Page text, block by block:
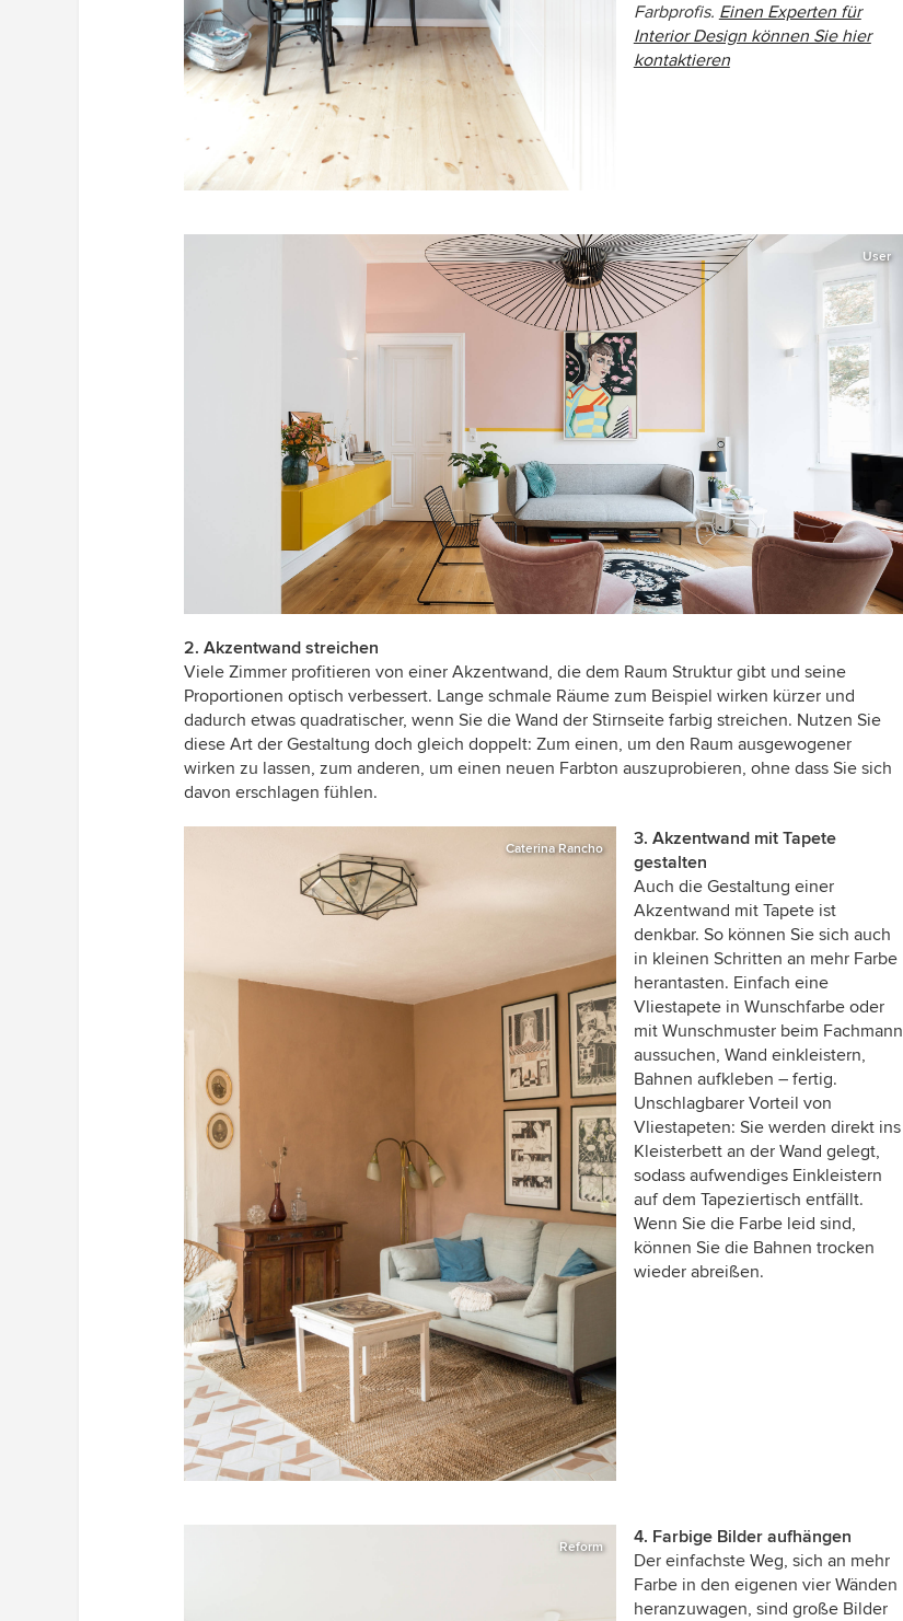
Farbprofis. Einen Experten für
Interior Design können Sie hier
kontaktieren
User
2. Akzentwand streichen
Viele Zimmer profitieren von einer Akzentwand, die dem Raum Struktur gibt und seine
Proportionen optisch verbessert. Lange schmale Räume zum Beispiel wirken kürzer und
dadurch etwas quadratischer, wenn Sie die Wand der Stirnseite farbig streichen. Nutzen Sie
diese Art der Gestaltung doch gleich doppelt: Zum einen, um den Raum ausgewogener
wirken zu lassen, zum anderen, um einen neuen Farbton auszuprobieren, ohne dass Sie sich
davon erschlagen fühlen.
Caterina Rancho
3. Akzentwand mit Tapete
gestalten
Auch die Gestaltung einer
Akzentwand mit Tapete ist
denkbar. So können Sie sich auch
in kleinen Schritten an mehr Farbe
herantasten. Einfach eine
Vliestapete in Wunschfarbe oder
mit Wunschmuster beim Fachmann
aussuchen, Wand einkleistern,
Bahnen aufkleben – fertig.
Unschlagbarer Vorteil von
Vliestapeten: Sie werden direkt ins
Kleisterbett an der Wand gelegt,
sodass aufwendiges Einkleistern
auf dem Tapeziertisch entfällt.
Wenn Sie die Farbe leid sind,
können Sie die Bahnen trocken
wieder abreißen.
Reform
4. Farbige Bilder aufhängen
Der einfachste Weg, sich an mehr
Farbe in den eigenen vier Wänden
heranzuwagen, sind große Bilder